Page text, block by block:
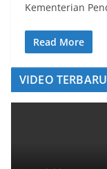
Kementerian
Read More
VIDEO TERBARU